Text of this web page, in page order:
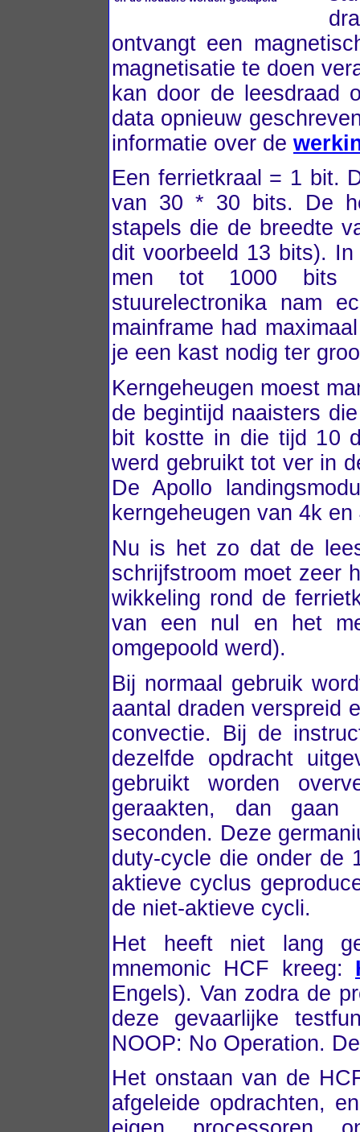
ontvangt een
magnetisatie te doen
kan door de leesdraad
data opnieuw
informatie over de
Een ferrietkraal = 1 bit.
van 30 * 30 bits. De
stapels die de breedte
dit voorbeeld 13 bits).
men tot 1000 bits
stuurelectronika nam
mainframe had
je een kast nodig ter
Kerngeheugen moest
de begintijd naaisters
bit kostte in die tijd 10
werd gebruikt tot ver in
De Apollo
kerngeheugen van 4k
Nu is het zo dat de
schrijfstroom moet zeer
wikkeling rond de
van een nul en het
omgepoold werd).
Bij normaal gebruik
aantal draden verspreid
convectie. Bij de
dezelfde opdracht
gebruikt worden
geraakten, dan
seconden. Deze
duty-cycle die onder de
aktieve cyclus
de niet-aktieve cycli.
Het heeft niet lang
mnemonic HCF kreeg:
Engels). Van zodra de
deze gevaarlijke
NOOP: No Operation.
Het onstaan van de
afgeleide opdrachten,